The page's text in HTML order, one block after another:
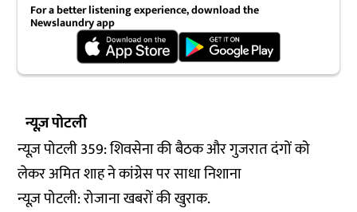
For a better listening experience, download the
Newslaundry app
न्यूज़ पोटली
न्यूज़ पोटली 359: शिवसेना की बैठक और गुजरात दंगों को
लेकर अमित शाह ने कांग्रेस पर साधा निशाना
न्यूज़ पोटली: रोजाना खबरों की खुराक.